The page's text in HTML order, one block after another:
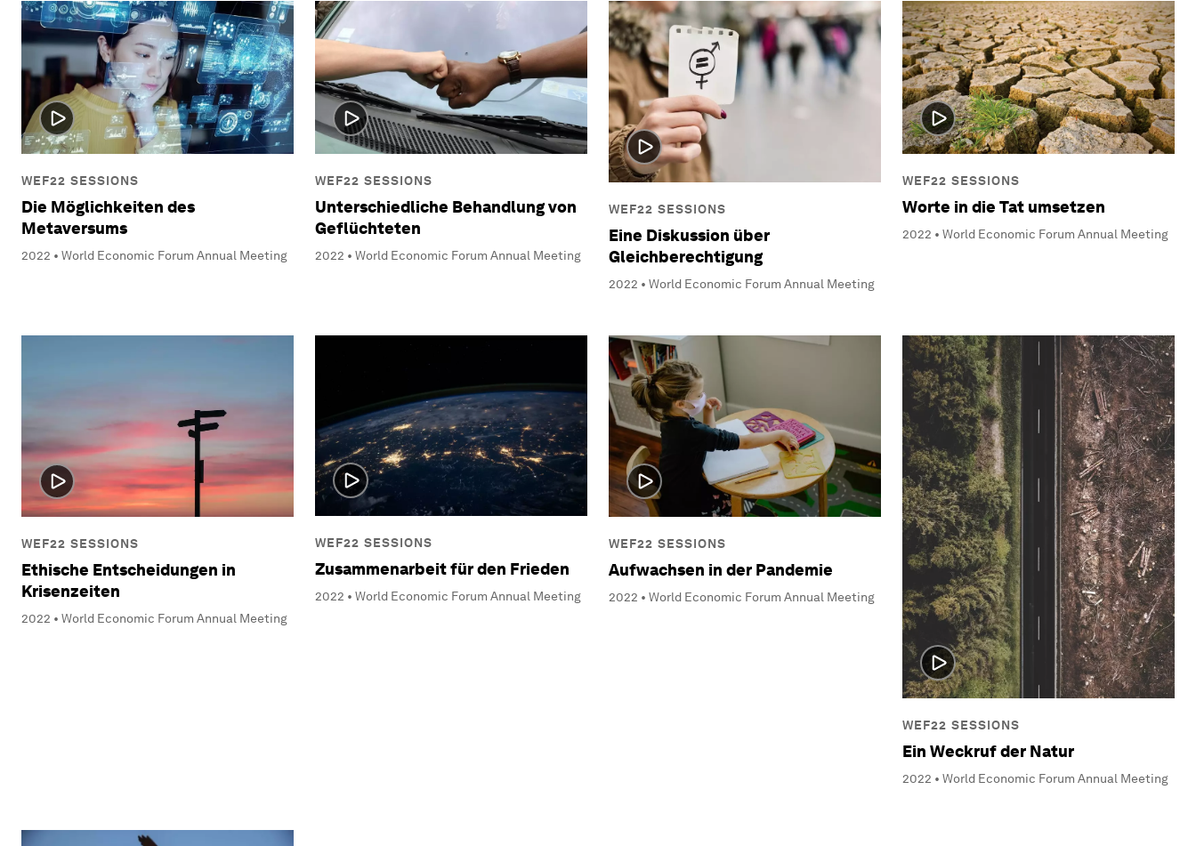
WEF22 SESSIONS
Die Möglichkeiten des
Metaversums
2022 • World Economic Forum Annual Meeting
WEF22 SESSIONS
Unterschiedliche Behandlung von
Geflüchteten
2022 • World Economic Forum Annual Meeting
WEF22 SESSIONS
Eine Diskussion über
Gleichberechtigung
2022 • World Economic Forum Annual Meeting
WEF22 SESSIONS
Worte in die Tat umsetzen
2022 • World Economic Forum Annual Meeting
WEF22 SESSIONS
Ethische Entscheidungen in
Krisenzeiten
2022 • World Economic Forum Annual Meeting
WEF22 SESSIONS
Zusammenarbeit für den Frieden
2022 • World Economic Forum Annual Meeting
WEF22 SESSIONS
Aufwachsen in der Pandemie
2022 • World Economic Forum Annual Meeting
WEF22 SESSIONS
Ein Weckruf der Natur
2022 • World Economic Forum Annual Meeting